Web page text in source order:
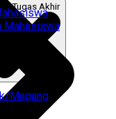
Mahasiswa
Kerja Praktik & Tugas Akhir
Magang